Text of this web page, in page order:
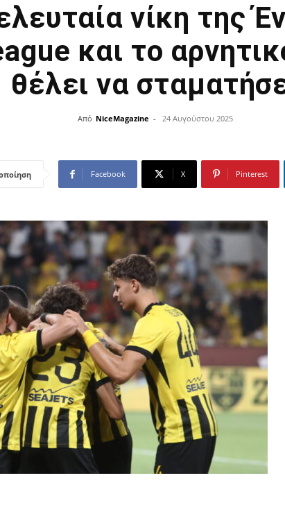
νίκη της
και το
θέλει να
Από NiceMagazine - 24 Αυγούστου 2025
Facebook X Pinterest